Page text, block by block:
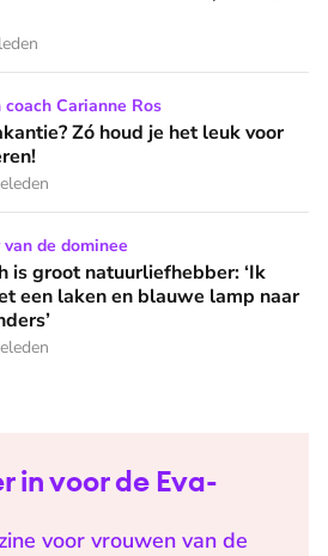
je het leuk voor de kinderen!
Carianne Ros
Zó houd je het leuk voor
‘Ik speur met een
de dominee
is groot natuurliefhebber: ‘Ik
een laken en blauwe lamp naar
in voor de Eva-
voor vrouwen van de